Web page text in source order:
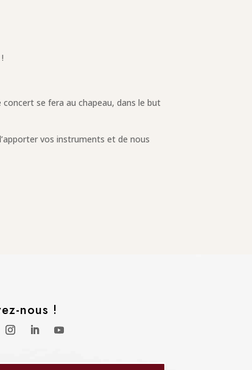
!
se fera au chapeau, dans le but
vos instruments et de nous
nous !